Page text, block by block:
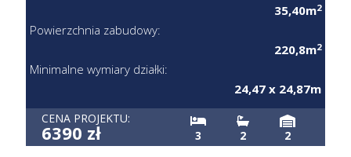
35,40m2
Powierzchnia zabudowy:
220,8m2
Minimalne wymiary działki:
24,47 x 24,87m
CENA PROJEKTU:
6390 zł 3 2 2